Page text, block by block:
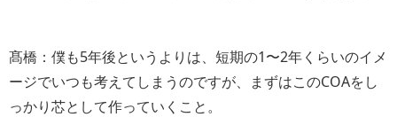
髙橋：僕も5年後というよりは、短期の1〜2年くらいのイメ
ージでいつも考えてしまうのですが、まずはこのCOAをし
っかり芯として作っていくこと。